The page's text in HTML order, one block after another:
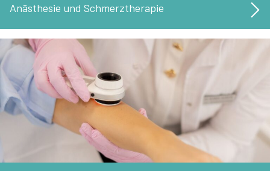
Anästhesie und Schmerztherapie